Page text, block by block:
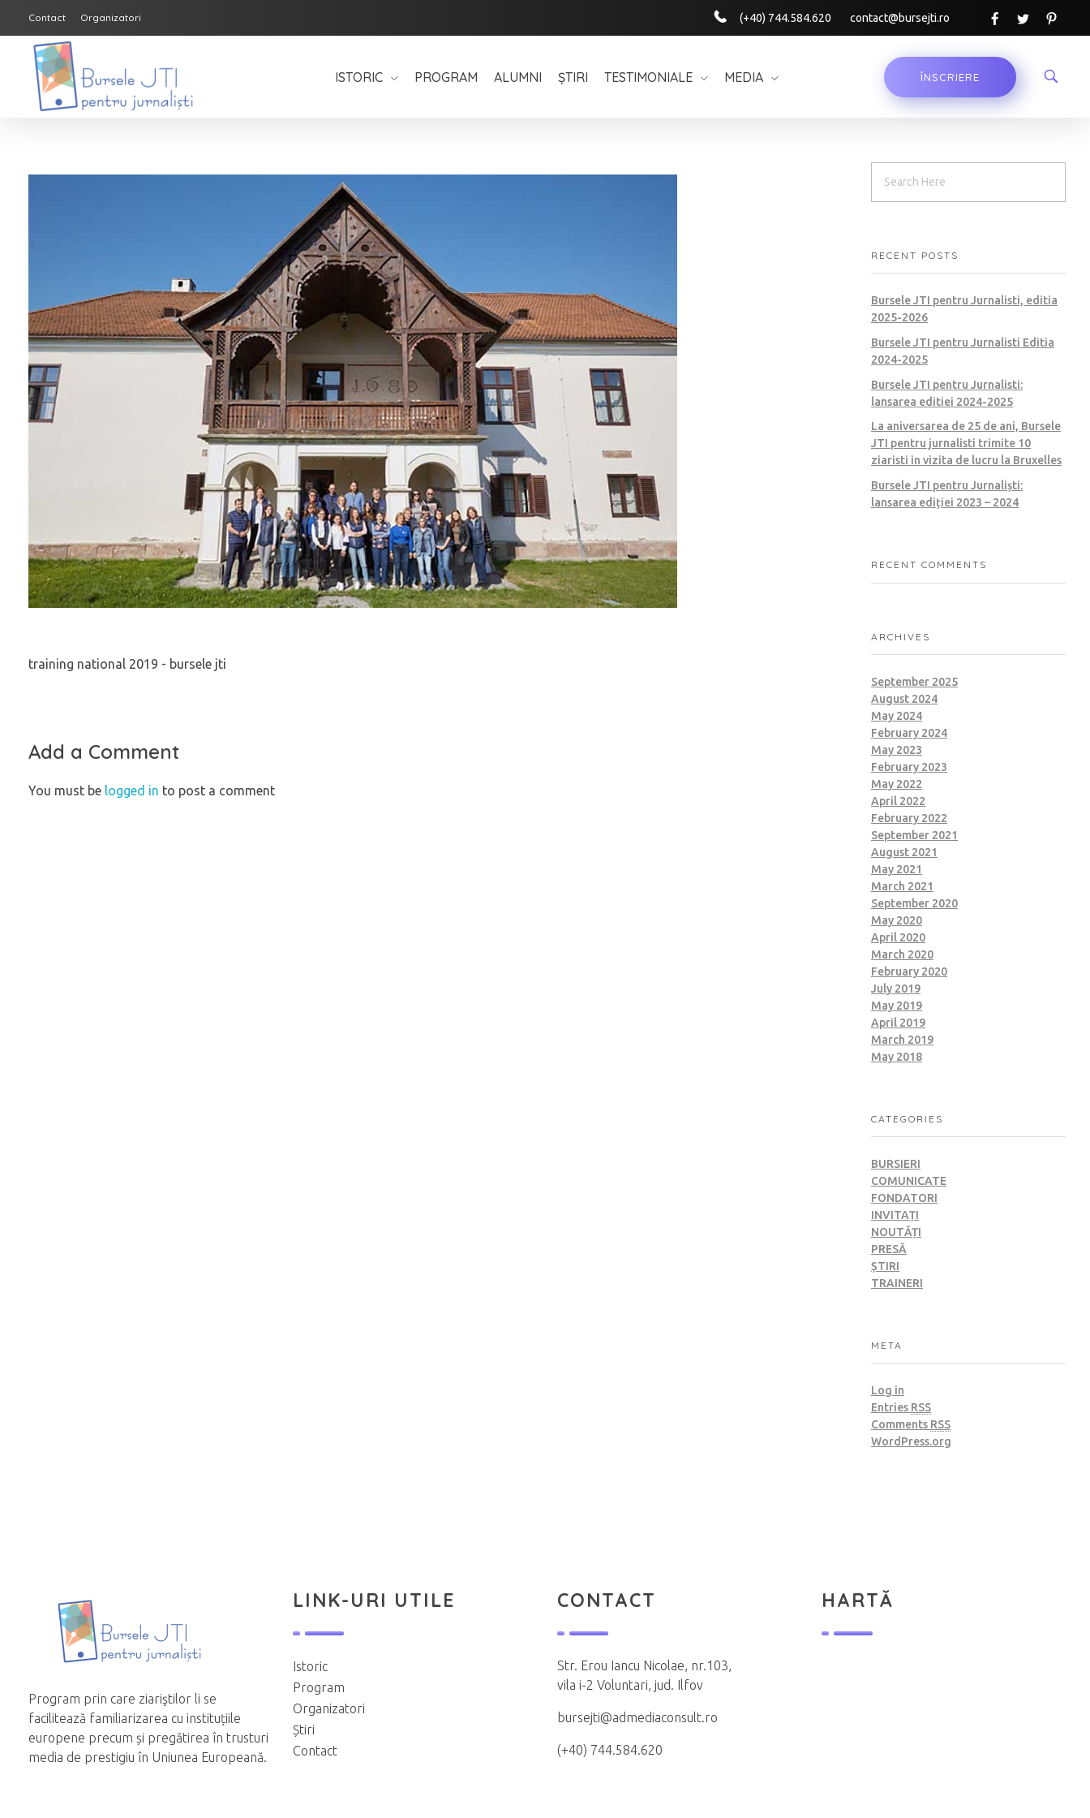
Contact Organizatori (+40) 744.584.620 contact@bursejti.ro
ÎNSCRIERE
ISTORIC PROGRAM ALUMNI ȘTIRI TESTIMONIALE MEDIA
training national 2019 - bursele jti
Add a Comment
You must be logged in to post a comment
RECENT POSTS
Bursele JTI pentru Jurnalisti, editia
2025-2026
Bursele JTI pentru Jurnalisti Editia
2024-2025
Bursele JTI pentru Jurnalisti:
lansarea editiei 2024-2025
La aniversarea de 25 de ani, Bursele
JTI pentru jurnalisti trimite 10
ziaristi in vizita de lucru la Bruxelles
Bursele JTI pentru Jurnaliști:
lansarea ediției 2023 – 2024
RECENT COMMENTS
ARCHIVES
September 2025
August 2024
May 2024
February 2024
May 2023
February 2023
May 2022
April 2022
February 2022
September 2021
August 2021
May 2021
March 2021
September 2020
May 2020
April 2020
March 2020
February 2020
July 2019
May 2019
April 2019
March 2019
May 2018
CATEGORIES
BURSIERI
COMUNICATE
FONDATORI
INVITAȚI
NOUTĂȚI
PRESĂ
ȘTIRI
TRAINERI
META
Log in
Entries RSS
Comments RSS
WordPress.org
Program prin care ziariştilor li se
facilitează familiarizarea cu instituțiile
europene precum și pregătirea în trusturi
media de prestigiu în Uniunea Europeană.
LINK-URI UTILE
Istoric
Program
Organizatori
Știri
Contact
CONTACT
Str. Erou Iancu Nicolae, nr.103,
vila i-2 Voluntari, jud. Ilfov
bursejti@admediaconsult.ro
(+40) 744.584.620
HARTĂ